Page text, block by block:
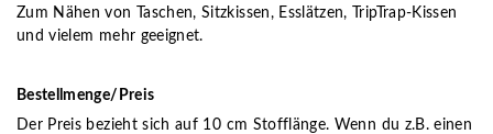
Zum Nähen von Taschen, Sitzkissen, Esslätzen, TripTrap-Kissen
und vielem mehr geeignet.
Bestellmenge/Preis
Der Preis bezieht sich auf 10 cm Stofflänge. Wenn du z.B. einen